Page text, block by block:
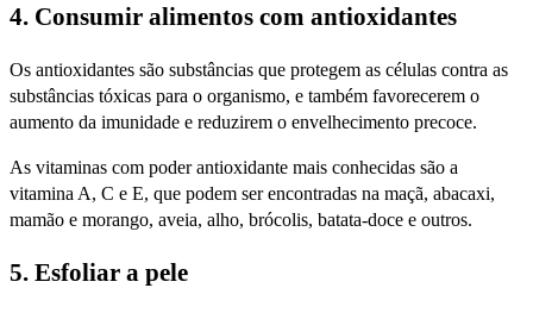
4. Consumir alimentos com antioxidantes
Os antioxidantes são substâncias que protegem as células contra as
substâncias tóxicas para o organismo, e também favorecerem o
aumento da imunidade e reduzirem o envelhecimento precoce.
As vitaminas com poder antioxidante mais conhecidas são a
vitamina A, C e E, que podem ser encontradas na maçã, abacaxi,
mamão e morango, aveia, alho, brócolis, batata-doce e outros.
5. Esfoliar a pele